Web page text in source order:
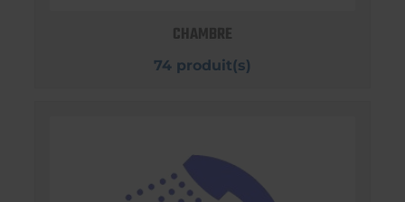
CHAMBRE
74 produit(s)